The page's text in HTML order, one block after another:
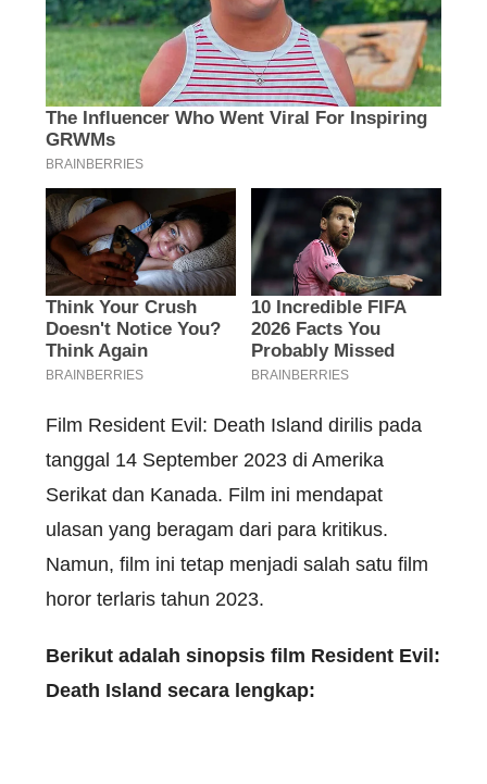
Film Resident Evil: Death Island dirilis pada
tanggal 14 September 2023 di Amerika
Serikat dan Kanada. Film ini mendapat
ulasan yang beragam dari para kritikus.
Namun, film ini tetap menjadi salah satu film
horor terlaris tahun 2023.
Berikut adalah sinopsis film Resident Evil:
Death Island secara lengkap: